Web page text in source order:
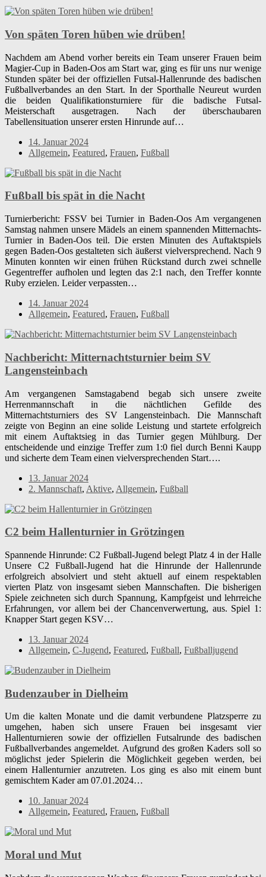
Von späten Toren hüben wie drüben!
Nachdem am Abend vorher bereits ein Team unserer Frauen beim
Magier-Cup in Baden-Oos am Start war, ging es für uns nur wenige
Stunden später bei der offiziellen Futsal-Hallenrunde des badischen
Fußballverbandes an den Start. In der Sporthalle Neureut wurden
die beiden Qualifikationsturniere für die badische Futsal-
Meisterschaft ausgetragen. Nach der überschaubaren
Tabellensituation unserer ersten Hinrunde auf…
14. Januar 2024
Allgemein, Featured, Frauen, Fußball
Fußball bis spät in die Nacht
Turnierbericht: FSSV bei Turnier in Baden-Oos Am vergangenen
Samstag nahmen unsere Mädels an einem spannenden Mitternachts-
Turnier in Baden-Oos teil. Die ersten Minuten des Auftaktspiels
gegen Baden-Oos gestalteten sich äußerst vielversprechend. Nach 9
Minuten konnten wir einen frühen Rückstand durch zwei schnelle
Gegentreffer aufholen und legten das 2:1 nach, den Treffer konnte
Ruby erzielen. Leider verpassten…
14. Januar 2024
Allgemein, Featured, Frauen, Fußball
Nachbericht: Mitternachtsturnier beim SV
Langensteinbach
Am vergangenen Samstagabend begab sich unsere zweite
Herrenmannschaft in die nächtlichen Gefilde des
Mitternachtsturniers des SV Langensteinbach. Die Mannschaft
zeigte von Beginn an eine solide Leistung und startete erfolgreich
mit einem Auftaktsieg in das Turnier gegen Mühlburg. Der
entscheidende und einzige Treffer zum 1:0 fiel durch Benni Kaupp
und sicherte dem Team einen vielversprechenden Start….
13. Januar 2024
2. Mannschaft, Aktive, Allgemein, Fußball
C2 beim Hallenturnier in Grötzingen
Spannende Hinrunde: C2 Fußball-Jugend belegt Platz 4 in der Halle
Unsere C2 Fußball-Jugend hat die Hinrunde der Hallenrunde
erfolgreich absolviert und steht aktuell auf einem respektablen
vierten Platz von insgesamt sieben Mannschaften. Die bisherigen
Spiele zeichneten sich durch Spannung, Kampfgeist und lehrreiche
Erfahrungen, vor allem bei der Chancenverwertung, aus. Spiel 1:
Knapper Start gegen KSV…
13. Januar 2024
Allgemein, C-Jugend, Featured, Fußball, Fußballjugend
Budenzauber in Dielheim
Um die kalten Monate und die damit verbundene Platzsperre zu
umgehen, haben sich unsere Frauen bei insgesamt vier
Hallenturnieren sowie der offiziellen Futsalrunde des badischen
Fußballverbandes angemeldet. Aufgrund des großen Kaders soll so
möglichst jeder Spielerin die Möglichkeit gegeben werden, bei
einem Hallenturnier anzutreten. Los ging es also mit einem bunt
gemischtem Kader am 07.01.2024…
10. Januar 2024
Allgemein, Featured, Frauen, Fußball
Moral und Mut